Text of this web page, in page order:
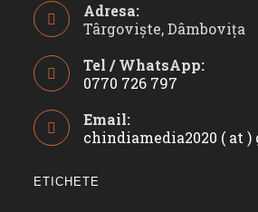
Adresa:
Târgoviște, Dâmbovița
Tel / WhatsApp:
0770 726 797
in
your
Email:
chindiamedia2020 ( at
ETICHETE